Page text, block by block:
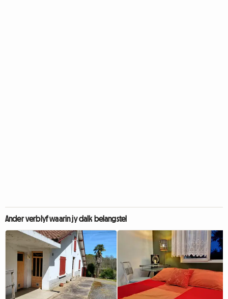
Ander verblyf waarin jy dalk belangstel